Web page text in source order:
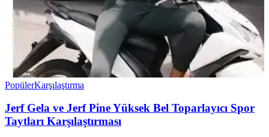
PopülerKarşılaştırma
Jerf Gela ve Jerf Pine Yüksek Bel Toparlayıcı Spor
Taytları Karşılaştırması